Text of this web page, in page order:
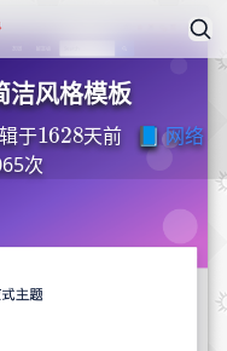
风格模板
辑于 天 前
辑于1628
天前
📘网络
次